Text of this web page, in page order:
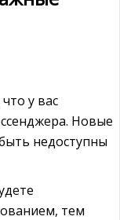
у вас
Новые
недоступны
тем